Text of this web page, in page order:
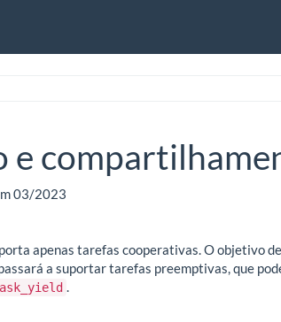
e
03/2023
apenas tarefas cooperativas. O objetivo
a suportar tarefas preemptivas, que
.